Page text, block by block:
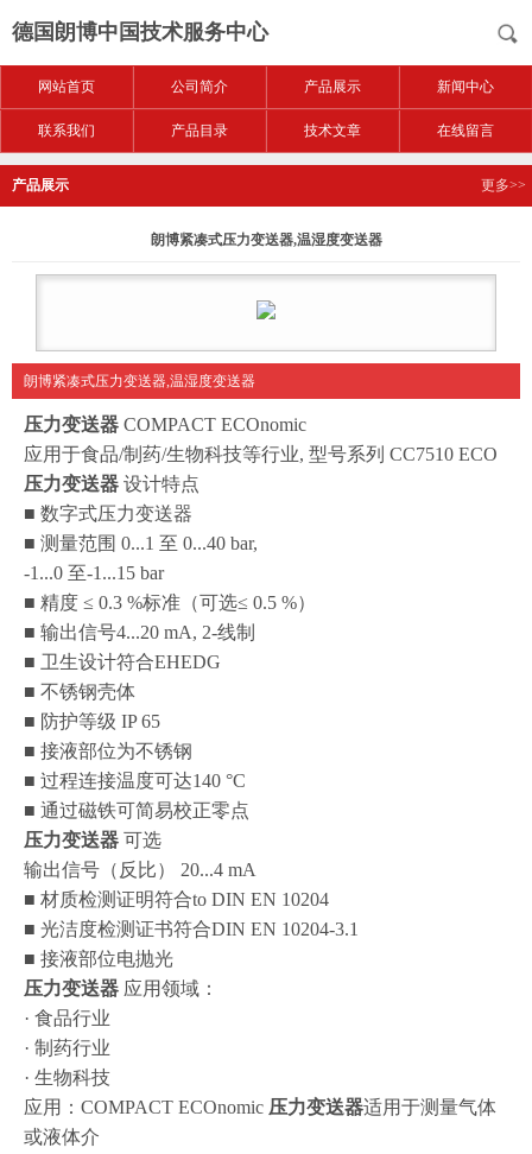
德国朗博中国技术服务中心
网站首页 公司简介 产品展示 新闻中心
联系我们 产品目录 技术文章 在线留言
产品展示 更多>>
朗博紧凑式压力变送器,温湿度变送器
朗博紧凑式压力变送器,温湿度变送器
压力变送器 COMPACT ECOnomic
应用于食品/制药/生物科技等行业, 型号系列 CC7510 ECO
压力变送器 设计特点
■ 数字式压力变送器
■ 测量范围 0...1 至 0...40 bar,
-1...0 至-1...15 bar
■ 精度 ≤ 0.3 %标准（可选≤ 0.5 %）
■ 输出信号4...20 mA, 2-线制
■ 卫生设计符合EHEDG
■ 不锈钢壳体
■ 防护等级 IP 65
■ 接液部位为不锈钢
■ 过程连接温度可达140 °C
■ 通过磁铁可简易校正零点
压力变送器 可选
输出信号（反比） 20...4 mA
■ 材质检测证明符合to DIN EN 10204
■ 光洁度检测证书符合DIN EN 10204-3.1
■ 接液部位电抛光
压力变送器 应用领域：
· 食品行业
· 制药行业
· 生物科技
应用：COMPACT ECOnomic 压力变送器适用于测量气体
或液体介